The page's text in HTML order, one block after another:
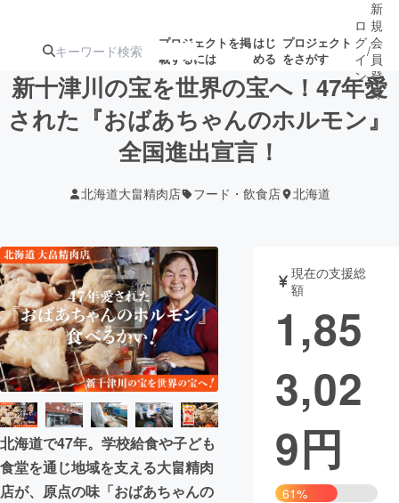
プロジェクトを掲
載するには
はじ
める
プロジェクト
をさがす
注目のリ 注目の新着プロ募集終了が近いプ
テクノロジー・ガジェット
映像・映画 書籍・雑誌
ビジネス・起業 チャレンジ
まちづくり・地域活性化
CAMPFIRE for Social Good
CAMPFIRE Creation
ロ
グ
イ
ン
/
新
規
会
員
登
録
新十津川の宝を世界の宝へ！47年愛
された『おばあちゃんのホルモン』
全国進出宣言！
北海道大畠精肉店 フード・飲食店 北海道
北海道で47年。学校給食や子ども
食堂を通じ地域を支える大畠精肉
店が、原点の味「おばあちゃんの
現在の支援総
額
1,85
3,02
9円
61%